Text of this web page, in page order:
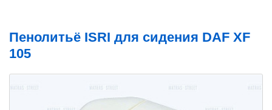
Пенолитьё ISRI для сидения DAF XF
105